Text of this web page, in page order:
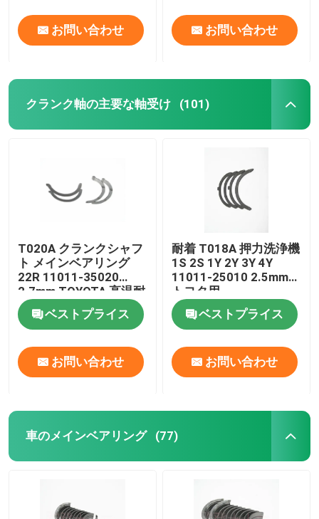
お問い合わせ お問い合わせ
クランク軸の主要な軸受け (101)
T020A クランクシャフ
ト メインベアリング
22R 11011-35020
2.7mm TOYOTA 高温耐
性
ベストプライス
お問い合わせ
耐着 T018A 押力洗浄機
1S 2S 1Y 2Y 3Y 4Y
11011-25010 2.5mm
トヨタ用
ベストプライス
お問い合わせ
車のメインベアリング (77)